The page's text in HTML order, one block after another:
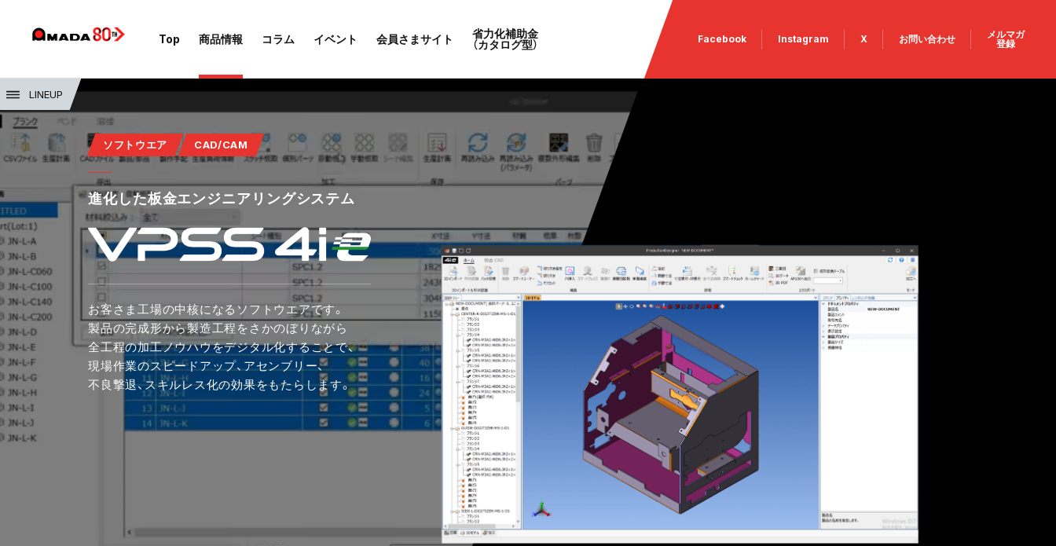
Top 商品情報 コラム イベント 会員さまサイト
省力化補助金
（カタログ型）
Facebook Instagram X お問い合わせ
メルマガ
登録
LINEUP
ソフトウエア CAD/CAM
進化した板金エンジニアリングシステム
お客さま工場の中核になるソフトウエアです。
製品の完成形から製造工程をさかのぼりながら
全工程の加工ノウハウをデジタル化することで、
現場作業のスピードアップ、アセンブリー、
不良撃退、スキルレス化の効果をもたらします。